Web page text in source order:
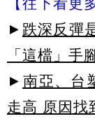
► 跌深反彈
「這檔」手
► 南亞、台
走高 原因找